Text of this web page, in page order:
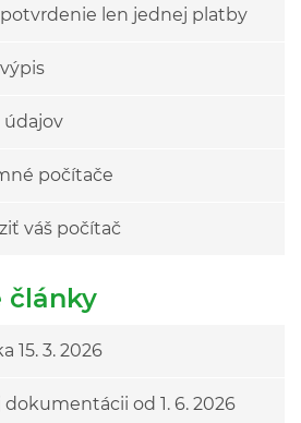
len jednej platby
údajov
počítače
váš počítač
články
15. 3. 2026
od 1. 6. 2026